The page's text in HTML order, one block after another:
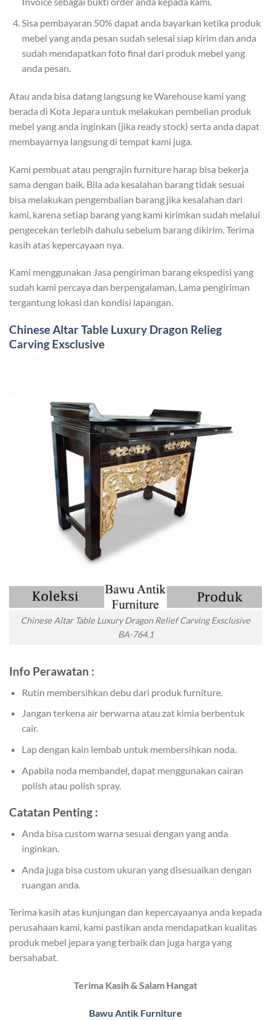
Sisa pembayaran 50% dapat anda bayarkan ketika produk
mebel yang anda pesan sudah selesai siap kirim dan anda
sudah mendapatkan foto final dari produk mebel yang
anda pesan.
Atau anda bisa datang langsung ke Warehouse kami yang
berada di Kota Jepara untuk melakukan pembelian produk
mebel yang anda inginkan (jika ready stock) serta anda dapat
membayarnya langsung di tempat kami juga.
Kami pembuat atau pengrajin furniture harap bisa bekerja
sama dengan baik. Bila ada kesalahan barang tidak sesuai
bisa melakukan pengembalian barang jika kesalahan dari
kami, karena setiap barang yang kami kirimkan sudah melalui
pengecekan terlebih dahulu sebelum barang dikirim. Terima
kasih atas kepercayaan nya.
Kami menggunakan Jasa pengiriman barang ekspedisi yang
sudah kami percaya dan berpengalaman, Lama pengiriman
tergantung lokasi dan kondisi lapangan.
Chinese Altar Table Luxury Dragon Relieg
Carving Exsclusive
Chinese Altar Table Luxury Dragon Relief Carving Exsclusive
BA-764.1
Info Perawatan :
Rutin membersihkan debu dari produk furniture.
Jangan terkena air berwarna atau zat kimia berbentuk
cair.
Lap dengan kain lembab untuk membersihkan noda.
Apabila noda membandel, dapat menggunakan cairan
polish atau polish spray.
Catatan Penting :
Anda bisa custom warna sesuai dengan yang anda
inginkan.
Anda juga bisa custom ukuran yang disesuaikan dengan
ruangan anda.
Terima kasih atas kunjungan dan kepercayaanya anda kepada
perusahaan kami, kami pastikan anda mendapatkan kualitas
produk mebel jepara yang terbaik dan juga harga yang
bersahabat.
Terima Kasih & Salam Hangat
Bawu Antik Furniture